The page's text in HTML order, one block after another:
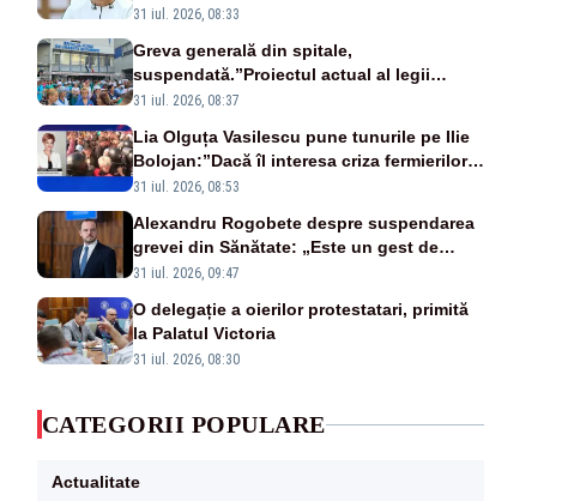
milioane de euro, nu 500 de milioane”
31 iul. 2026, 08:33
Greva generală din spitale,
suspendată.”Proiectul actual al legii
salarizării nu mai există pentru noi”
31 iul. 2026, 08:37
Lia Olguța Vasilescu pune tunurile pe Ilie
Bolojan:”Dacă îl interesa criza fermierilor
pleca din funcție”
31 iul. 2026, 08:53
Alexandru Rogobete despre suspendarea
grevei din Sănătate: „Este un gest de
responsabilitate față de pacienți”
31 iul. 2026, 09:47
O delegație a oierilor protestatari, primită
la Palatul Victoria
31 iul. 2026, 08:30
CATEGORII POPULARE
Actualitate